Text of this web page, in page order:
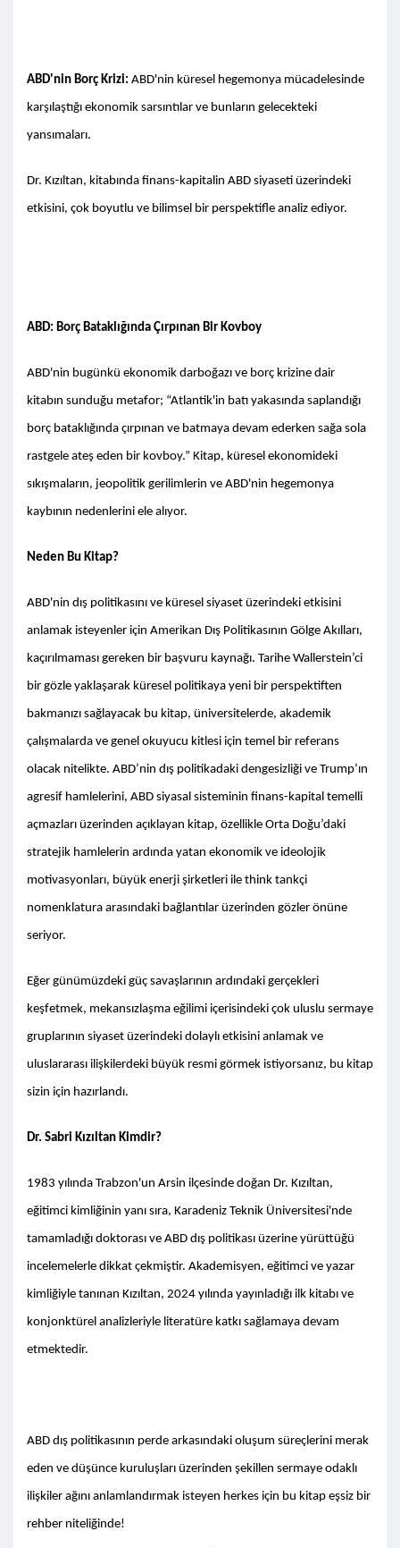
ABD'nin Borç Krizi: ABD'nin küresel hegemonya mücadelesinde
karşılaştığı ekonomik sarsıntılar ve bunların gelecekteki
yansımaları.
Dr. Kızıltan, kitabında finans-kapitalin ABD siyaseti üzerindeki
etkisini, çok boyutlu ve bilimsel bir perspektifle analiz ediyor.
ABD: Borç Bataklığında Çırpınan Bir Kovboy
ABD'nin bugünkü ekonomik darboğazı ve borç krizine dair
kitabın sunduğu metafor; “Atlantik'in batı yakasında saplandığı
borç bataklığında çırpınan ve batmaya devam ederken sağa sola
rastgele ateş eden bir kovboy.” Kitap, küresel ekonomideki
sıkışmaların, jeopolitik gerilimlerin ve ABD'nin hegemonya
kaybının nedenlerini ele alıyor.
Neden Bu Kitap?
ABD'nin dış politikasını ve küresel siyaset üzerindeki etkisini
anlamak isteyenler için Amerikan Dış Politikasının Gölge Akılları,
kaçırılmaması gereken bir başvuru kaynağı. Tarihe Wallerstein’ci
bir gözle yaklaşarak küresel politikaya yeni bir perspektiften
bakmanızı sağlayacak bu kitap, üniversitelerde, akademik
çalışmalarda ve genel okuyucu kitlesi için temel bir referans
olacak nitelikte. ABD’nin dış politikadaki dengesizliği ve Trump’ın
agresif hamlelerini, ABD siyasal sisteminin finans-kapital temelli
açmazları üzerinden açıklayan kitap, özellikle Orta Doğu’daki
stratejik hamlelerin ardında yatan ekonomik ve ideolojik
motivasyonları, büyük enerji şirketleri ile think tankçi
nomenklatura arasındaki bağlantılar üzerinden gözler önüne
seriyor.
Eğer günümüzdeki güç savaşlarının ardındaki gerçekleri
keşfetmek, mekansızlaşma eğilimi içerisindeki çok uluslu sermaye
gruplarının siyaset üzerindeki dolaylı etkisini anlamak ve
uluslararası ilişkilerdeki büyük resmi görmek istiyorsanız, bu kitap
sizin için hazırlandı.
Dr. Sabri Kızıltan Kimdir?
1983 yılında Trabzon'un Arsin ilçesinde doğan Dr. Kızıltan,
eğitimci kimliğinin yanı sıra, Karadeniz Teknik Üniversitesi'nde
tamamladığı doktorası ve ABD dış politikası üzerine yürüttüğü
incelemelerle dikkat çekmiştir. Akademisyen, eğitimci ve yazar
kimliğiyle tanınan Kızıltan, 2024 yılında yayınladığı ilk kitabı ve
konjonktürel analizleriyle literatüre katkı sağlamaya devam
etmektedir.
ABD dış politikasının perde arkasındaki oluşum süreçlerini merak
eden ve düşünce kuruluşları üzerinden şekillen sermaye odaklı
ilişkiler ağını anlamlandırmak isteyen herkes için bu kitap eşsiz bir
rehber niteliğinde!